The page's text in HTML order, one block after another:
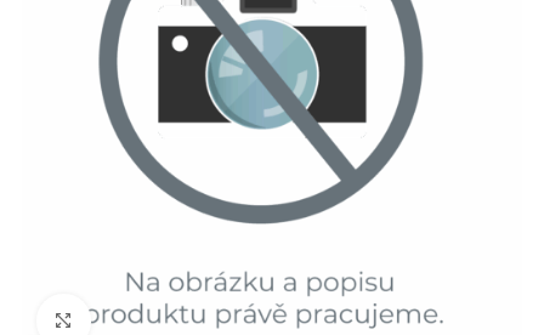
Klikněte pro zvětšení